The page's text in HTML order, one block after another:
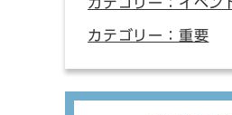
カテゴリー：重要